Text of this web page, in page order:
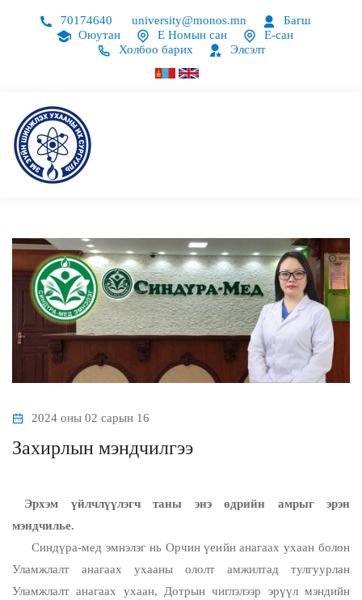
70174640 university@monos.mn
Багш
Оюутан
Е Номын сан
Е-сан
Холбоо барих
Элсэлт
2024 оны 02 сарын 16
Захирлын мэндчилгээ
Эрхэм үйлчлүүлэгч таны энэ өдрийн амрыг эрэн
мэндчилье.
Синдүра-мед эмнэлэг нь Орчин үеийн анагаах ухаан болон
Уламжлалт анагаах ухааны ололт амжилтад тулгуурлан
Уламжлалт анагаах ухаан, Дотрын чиглэлээр эрүүл мэндийн